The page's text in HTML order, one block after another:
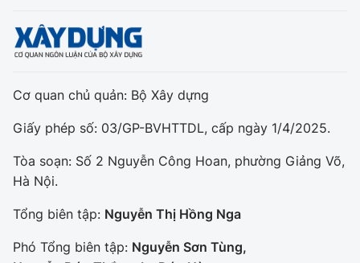
Cơ quan chủ quản: Bộ Xây dựng
Giấy phép số: 03/GP-BVHTTDL, cấp ngày 1/4/2025.
Tòa soạn: Số 2 Nguyễn Công Hoan, phường Giảng Võ,
Hà Nội.
Tổng biên tập: Nguyễn Thị Hồng Nga
Phó Tổng biên tập: Nguyễn Sơn Tùng,